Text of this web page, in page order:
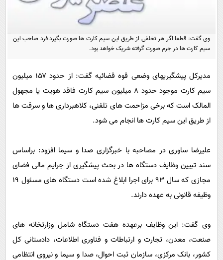
یک برش دانایی
سفر و تفریح
علم و دانش
علمی
گوناگون
باشگاه مغز
مجله تصویری سلاح
اقتصاد
ورزش
سیاست
فناوری
گوناگون
حوادث
فرهنگی
بین الملل
عصر ایران 2
خواندنی ها و دیدنی ها
داستان کوتاه
پیامک
روانشناسی
آشپزی
دانلود
آموزش زبان
وی گفت: قطعا اگر هر تخلفی از طریق این سیم کارت ها صورت بگیرد فرد صاحب این
سیم کارت ها در جرم صورت گرفته شریک خواهد بود.
مدیرکل پیشگیریهای وضعی قوه قضائیه گفت: از حدود ۱۵۷ میلیون
سیم کارت موجود حدود ۸ میلیون سیم کارت فاقد هویت یا مجهول
المالک است که برخی مزاحمت های تلفنی، کلاهبرداری ها و سرقت ها
از طریق این سیم کارت ها انجام می شود.
علیرضا ساوری در مصاحبه با خبرگزاری صدا و سیما افزود: براساس
سند تبیین وظایف دستگاه ها در بحث پیشگیری از جرایم مالی فضای
مجازی که سال 93 برای اجرا ابلاغ شده است دستگاه های مسئول 19
وظیفه قانونی به عهده دارند.
وی گفت: این وظایف برعهده هفت دستگاه شامل وزارتخانه های
صنعت، معدن، تجارت و ارتباطات و فناوری اطلاعات، دادستانی کل
کشور، بانک مرکزی، سازمان ثبت احوال، صدا و سیما و نیروی انتظامی